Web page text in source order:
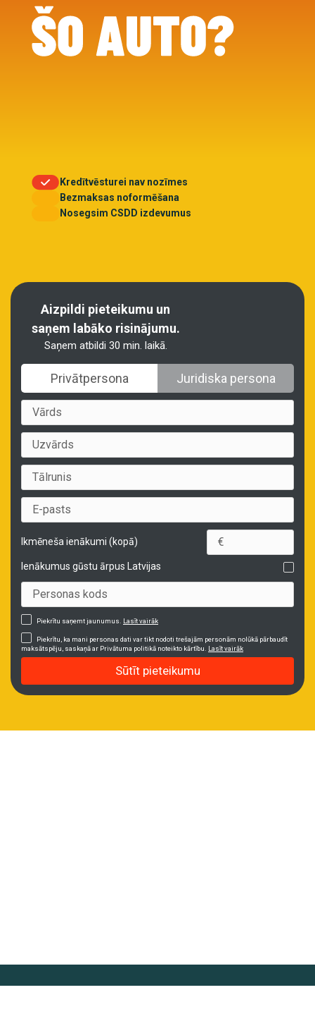
Aizpildi pieteikumu un
saņem labāko risinājumu.
Saņem atbildi 30 min. laikā.
Privātpersona Juridiska persona
Ikmēneša ienākumi (kopā)
Ienākumus gūstu ārpus Latvijas
Piekrītu saņemt jaunumus. Lasīt vairāk
Piekrītu, ka mani personas dati var tikt nodoti trešajām personām nolūkā pārbaudīt
maksātspēju, saskaņā ar Privātuma politikā noteikto kārtību. Lasīt vairāk
Sūtīt pieteikumu
Kredītvēsturei nav nozīmes
Bezmaksas noformēšana
Nosegsim CSDD izdevumus